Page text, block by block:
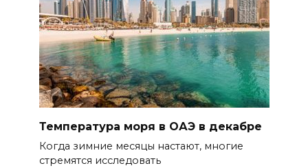
Температура моря в ОАЭ в декабре
Когда зимние месяцы настают, многие
стремятся исследовать